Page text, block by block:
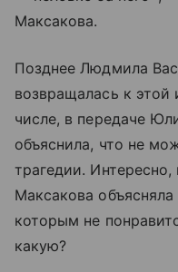
Максакова.
Позднее Людмила
возвращалась к
числе, в передаче
объяснила, что не
трагедии.
Максакова
которым не
какую?